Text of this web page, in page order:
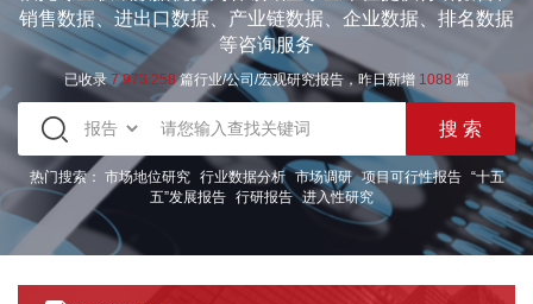
销售数据、进出口数据、产业链数据、企业数据、排名数据
等咨询服务
已收录7.973.258篇行业/公司/宏观研究报告，昨日新增 1088 篇
热门搜索： 市场地位研究 行业数据分析 市场调研 项目可行性报告
“十五
五”发展报告 行研报告 进入性研究